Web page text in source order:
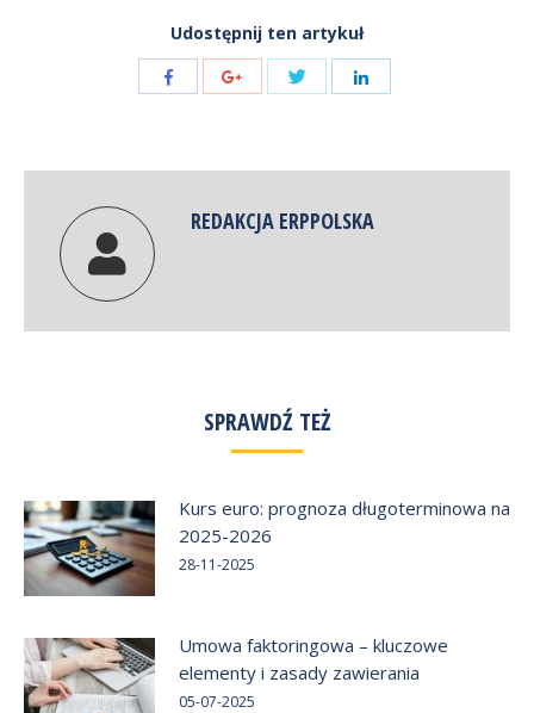
Udostępnij ten artykuł
Share
Share
Share
REDAKCJA ERPPOLSKA
SPRAWDŹ TEŻ
Kurs euro: prognoza długoterminowa na
2025-2026
28-11-2025
Umowa faktoringowa – kluczowe
elementy i zasady zawierania
05-07-2025